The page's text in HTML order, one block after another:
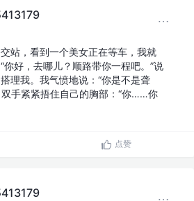
站，看到一个美女正在等车，我就
你好，去哪儿？顺路带你一程吧。”说
理我。我气愤地说：“你是不是聋
双手紧紧捂住自己的胸部：“你……你
点赞